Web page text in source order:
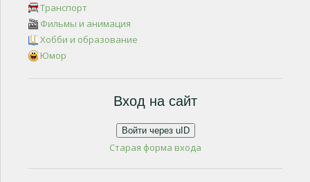
Транспорт
Фильмы и анимация
Хобби и образование
Юмор
Вход на сайт
Войти через uID
Старая форма входа